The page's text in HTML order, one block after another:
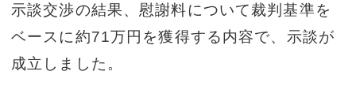
示談交渉の結果、慰謝料について裁判基準を
ベースに約71万円を獲得する内容で、示談が
成立しました。